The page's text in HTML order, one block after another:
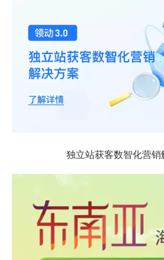
独立站获客数智化营销